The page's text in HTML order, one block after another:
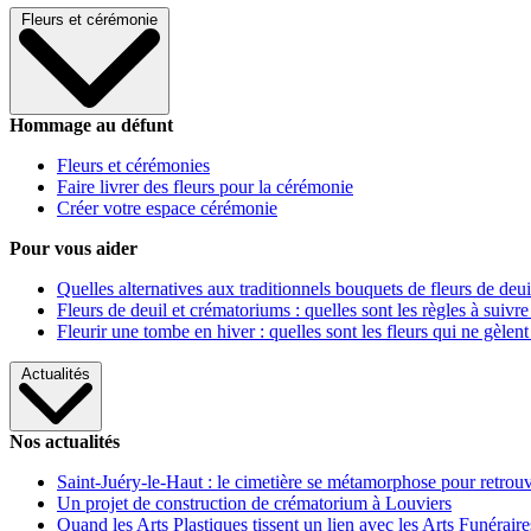
Fleurs et cérémonie
Hommage au défunt
Fleurs et cérémonies
Faire livrer des fleurs pour la cérémonie
Créer votre espace cérémonie
Pour vous aider
Quelles alternatives aux traditionnels bouquets de fleurs de
Fleurs de deuil et crématoriums : quelles sont les règles à
Fleurir une tombe en hiver : quelles sont les fleurs qui ne gèlent
Actualités
Nos actualités
Saint-Juéry-le-Haut : le cimetière se métamorphose pour
Un projet de construction de crématorium à Louviers
Quand les Arts Plastiques tissent un lien avec les Arts